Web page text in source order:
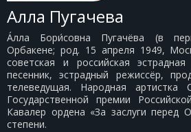
Алла Пугачева
А́лла Бори́совна Пугачёва (в
Орбакене; род. 15 апреля 1949,
советская и российская
песенник, эстрадный режиссёр,
телеведущая. Народная артистка
Государственной премии
Кавалер ордена «За заслуги перед
степени.